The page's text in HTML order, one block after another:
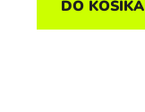
DO KOŠÍKA